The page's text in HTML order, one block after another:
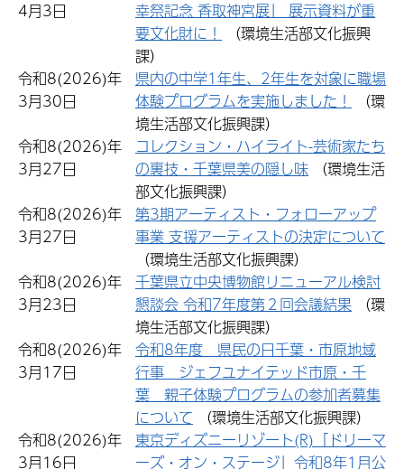
4月3日
幸祭記念 香取神宮展」 展示資料が重
要文化財に！
課）
令和8(2026)年
3月30日
県内の中学1年生、2年生を対象に職場
体験プログラムを実施しました！
境生活部文化振興課）
令和8(2026)年
3月27日
コレクション・ハイライト-芸術家たち
の裏技・千葉県美の隠し味
部文化振興課）
令和8(2026)年
3月27日
第3期アーティスト・フォローアップ
事業 支援アーティストの決定について
（環境生活部文化振興課）
令和8(2026)年
3月23日
千葉県立中央博物館リニューアル検討
懇談会 令和7年度第２回会議結果
境生活部文化振興課）
令和8(2026)年
3月17日
令和8年度 県民の日千葉・市原地域
行事 ジェフユナイテッド市原・千
葉 親子体験プログラムの参加者募集
について
（環境生活部文化振興課）
令和8(2026)年
3月16日
東京ディズニーリゾート(R)「ドリーマ
ーズ・オン・ステージ」令和8年1月公